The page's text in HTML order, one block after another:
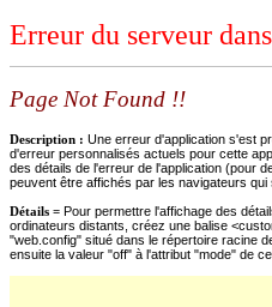
Erreur du serveur
Page Not Found !!
Description : Une erreur d'application s'est
d'erreur personnalisés actuels pour cette
des détails de l'erreur de l'application (pour
peuvent être affichés par les navigateurs
Détails = Pour permettre l'affichage des
ordinateurs distants, créez une balise
"web.config" situé dans le répertoire racine
ensuite la valeur "off" à l'attribut "mode" de